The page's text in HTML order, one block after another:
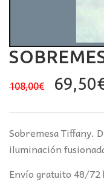
108,00€
El
era:
69,50
Sobremesa Tiffany.
iluminación
Envío gratuito 48/72